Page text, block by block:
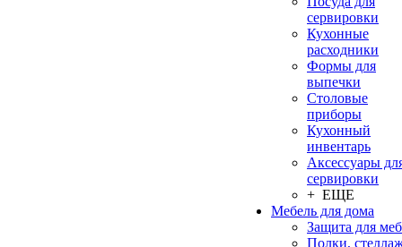
сервировки
Кухонные
расходники
Формы для
выпечки
Столовые
приборы
Кухонный
инвентарь
Аксессуары
сервировки
+ ЕЩЕ
Мебель для дома
Защита для
Полки,